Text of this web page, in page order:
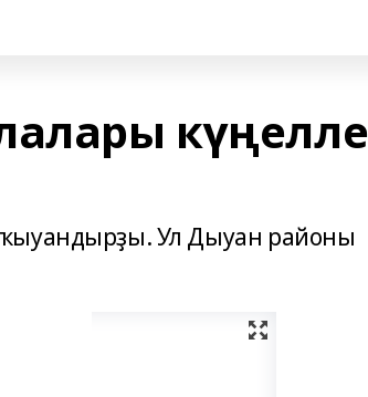
күңелле
Ул Дыуан районы